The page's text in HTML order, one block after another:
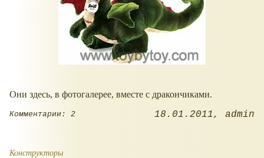
Они здесь, в фотогалерее, вместе с дракончиками.
Комментарии: 2 18.01.2011 admin
Конструкторы